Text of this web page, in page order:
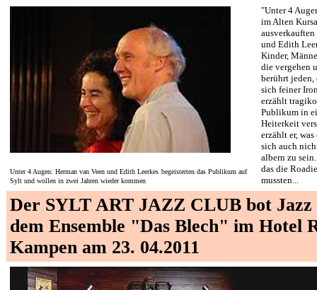
Unter 4 Augen: Herman van Veen und Edith Leerkes begeisterten das Publikum auf
Sylt und wollen in zwei Jahren wieder kommen
"Unter 4
im Alten
ausverkauften
und Edith
Kinder,
die vergehen
berührt
sich feiner
erzählt
Publikum in
Heiterkeit
erzählt er,
sich auch
albern zu
das die
mussten...
Der SYLT ART JAZZ CLUB bot
dem Ensemble "Das Blech" im Hotel
Kampen am 23. 04.2011